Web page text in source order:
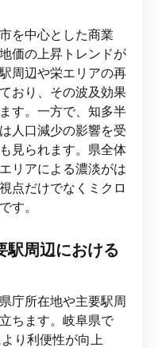
を中心とした商業
価の上昇トレンドが
周辺や栄エリアの再
おり、その波及効果
す。一方で、知多半
人口減少の影響を受
見られます。県全体
リアによる濃淡がは
点だけでなくミクロ
す。
駅周辺における
庁所在地や主要駅周
ちます。岐阜県で
り利便性が向上